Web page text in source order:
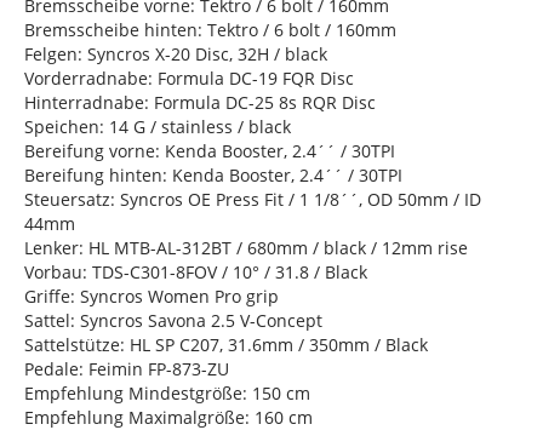
Bremsscheibe vorne: Tektro / 6 bolt / 160mm
Bremsscheibe hinten: Tektro / 6 bolt / 160mm
Felgen: Syncros X-20 Disc, 32H / black
Vorderradnabe: Formula DC-19 FQR Disc
Hinterradnabe: Formula DC-25 8s RQR Disc
Speichen: 14 G / stainless / black
Bereifung vorne: Kenda Booster, 2.4´´ / 30TPI
Bereifung hinten: Kenda Booster, 2.4´´ / 30TPI
Steuersatz: Syncros OE Press Fit / 1 1/8´´, OD 50mm / ID
44mm
Lenker: HL MTB-AL-312BT / 680mm / black / 12mm rise
Vorbau: TDS-C301-8FOV / 10° / 31.8 / Black
Griffe: Syncros Women Pro grip
Sattel: Syncros Savona 2.5 V-Concept
Sattelstütze: HL SP C207, 31.6mm / 350mm / Black
Pedale: Feimin FP-873-ZU
Empfehlung Mindestgröße: 150 cm
Empfehlung Maximalgröße: 160 cm